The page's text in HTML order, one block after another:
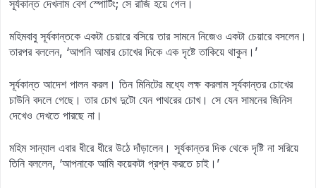
সূর্যকান্ত দেখলাম বেশ স্পোর্টিং; সে রাজি হয়ে গেল।
মহিমবাবু সূর্যকান্তকে একটা চেয়ারে বসিয়ে তার সামনে নিজেও একটা চেয়ারে বসলেন।
তারপর বললেন, ‘আপনি আমার চোখের দিকে এক দৃষ্টে তাকিয়ে থাকুন।’
সূর্যকান্ত আদেশ পালন করল। তিন মিনিটের মধ্যে লক্ষ করলাম সূর্যকান্তর চোখের
চাউনি বদলে গেছে। তার চোখ দুটো যেন পাথরের চোখ। সে যেন সামনের জিনিস
দেখেও দেখতে পারছে না।
মহিম সান্যাল এবার ধীরে ধীরে উঠে দাঁড়ালেন। সূর্যকান্তর দিক থেকে দৃষ্টি না সরিয়ে
তিনি বললেন, ‘আপনাকে আমি কয়েকটা প্রশ্ন করতে চাই।’